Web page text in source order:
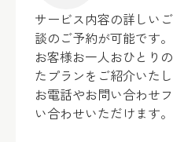
サービス内容の詳しい
談のご予約が可能です。
お客様お一人おひとり
たプランをご紹介いたし
お電話やお問い合わせ
い合わせいただけます。